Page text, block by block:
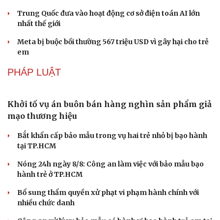
Văn học
Âm nhạc
Thời trang
Nối đà tăng trưởng, du lịch Vĩnh Long hấp dẫn khách
quốc tế
Công nghiệp giải trí "chắp cánh" cho điểm đến du lịch
Gia Lai
Hội chợ Du lịch quốc tế TP.HCM 2026 có quy mô lớn nhất
từ trước đến nay
khách kỷ lục
CÔNG NGHỆ
của “hạt ma” trong vũ trụ
Vì sao các hãng từ bỏ pin tháo rời trên điện thoại?
Microsoft tăng tốc đầu tư hạ tầng AI tại Ấn Độ